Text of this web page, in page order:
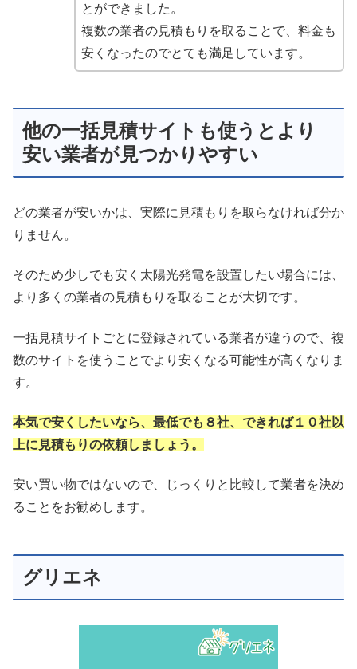
とができました。
複数の業者の見積もりを取ることで、料金も
安くなったのでとても満足しています。
他の一括見積サイトも使うとより
安い業者が見つかりやすい
どの業者が安いかは、実際に見積もりを取らなければ分か
りません。
そのため少しでも安く太陽光発電を設置したい場合には、
より多くの業者の見積もりを取ることが大切です。
一括見積サイトごとに登録されている業者が違うので、複
数のサイトを使うことでより安くなる可能性が高くなりま
す。
本気で安くしたいなら、最低でも８社、できれば１０社以
上に見積もりの依頼しましょう。
安い買い物ではないので、じっくりと比較して業者を決め
ることをお勧めします。
グリエネ